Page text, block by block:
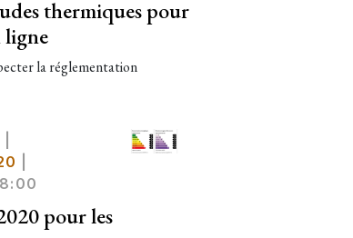
thermiques pour
ligne
la réglementation
pour les